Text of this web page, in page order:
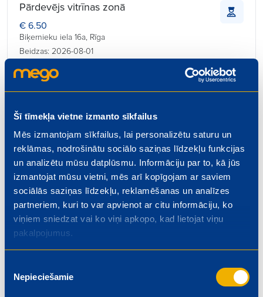
Šī tīmekļa vietne izmanto sīkfailus
Mēs izmantojam sīkfailus, lai personalizētu saturu un
reklāmas, nodrošinātu sociālo saziņas līdzekļu funkcijas
un analizētu mūsu datplūsmu. Informāciju par to, kā jūs
izmantojat mūsu vietni, mēs arī kopīgojam ar saviem
sociālās saziņas līdzekļu, reklamēšanas un analīzes
partneriem, kuri to var apvienot ar citu informāciju, ko
viņiem sniedzat vai ko viņi apkopo, kad lietojat viņu
pakalpojumus.
izvēle
Nepieciešamie
Pārdevējs vitrīnas zonā
€ 6.50
Biķernieku iela 16a, Rīga
Beidzas: 2026-08-01
Kulinārijas ceha vadītājs
€ 1300.00
Rīgas iela 4, Valmiera
Beidzas: 2026-08-01
€ 5.50